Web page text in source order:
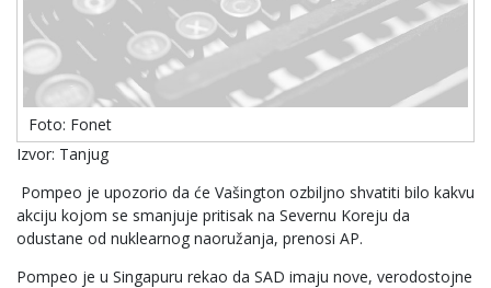
Foto: Fonet
Izvor: Tanjug
Pompeo je upozorio da će Vašington ozbiljno shvatiti bilo kakvu
akciju kojom se smanjuje pritisak na Severnu Koreju da
odustane od nuklearnog naoružanja, prenosi AP.
Pompeo je u Singapuru rekao da SAD imaju nove, verodostojne